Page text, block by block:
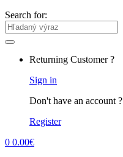
Search for:
Returning Customer ?
Sign in
Don't have an account ?
Register
0 0.00€